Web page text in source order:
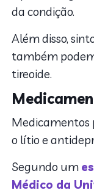
da condição.
Além disso,
também
tireoide.
Medicamentos
o lítio e
Segundo um
Médico da